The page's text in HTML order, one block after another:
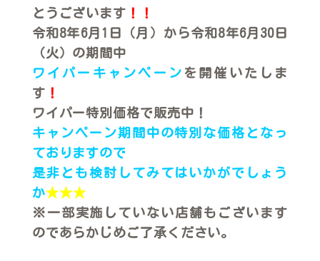
とうございます ！！
令和8年6月1日（月）から令和8年6月30日
（火）の期間中
ワイパーキャンペーン を開催いたしま
す ！
ワイパー特別価格で販売中！
キャンペーン期間中の特別な価格となっ
ておりますので
是非とも検討してみてはいかがでしょう
か★★★
※一部実施していない店舗もございます
のであらかじめご了承ください。